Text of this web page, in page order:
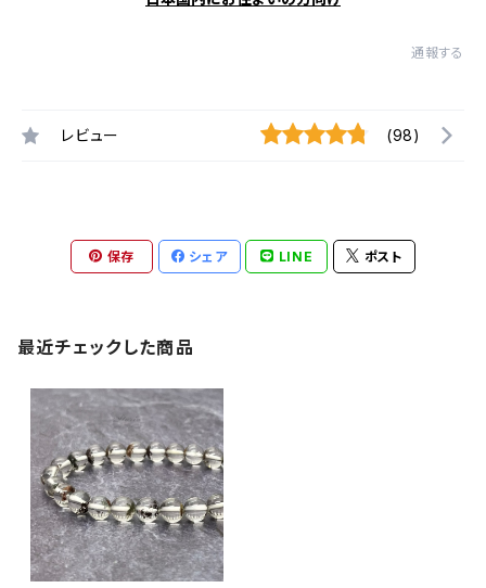
通報する
レビュー (98)
保存 シェア LINE ポスト
最近チェックした商品